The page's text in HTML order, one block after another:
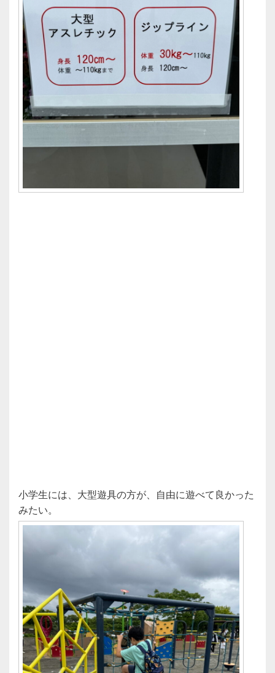
小学生には、大型遊具の方が、自由に遊べて良かった
みたい。